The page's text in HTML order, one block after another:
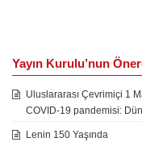
Yayın Kurulu’nun
Uluslararası Çevrimiçi 1
COVID-19 pandemisi:
Lenin 150 Yaşında